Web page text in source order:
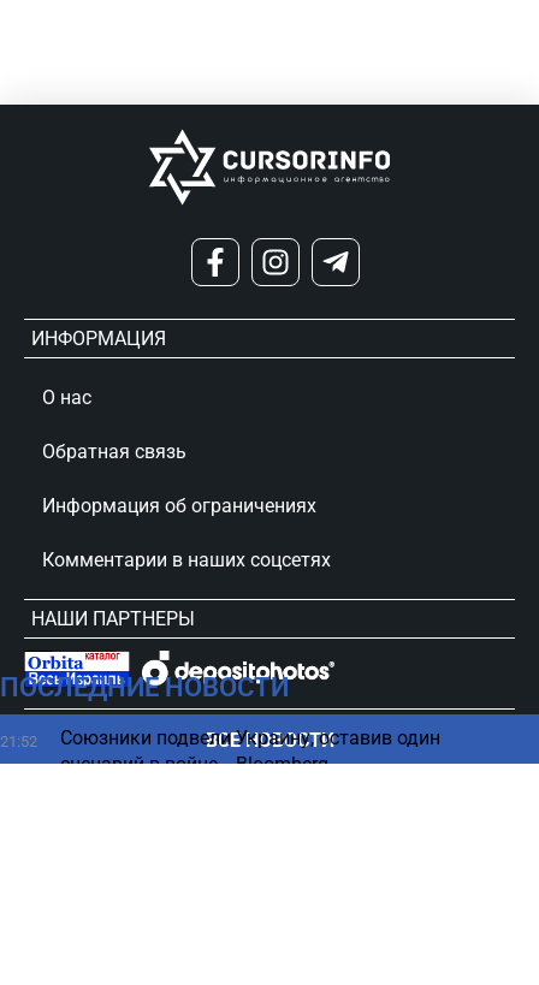
ПОСЛЕДНИЕ НОВОСТИ
21:52
Союзники подвели Украину, оставив один
сценарий в войне, - Bloomberg
ВСЕ НОВОСТИ
ИНФОРМАЦИЯ
О нас
Обратная связь
Информация об ограничениях
Комментарии в наших соцсетях
НАШИ ПАРТНЕРЫ
сursorinfo.co.il © Все права защищены